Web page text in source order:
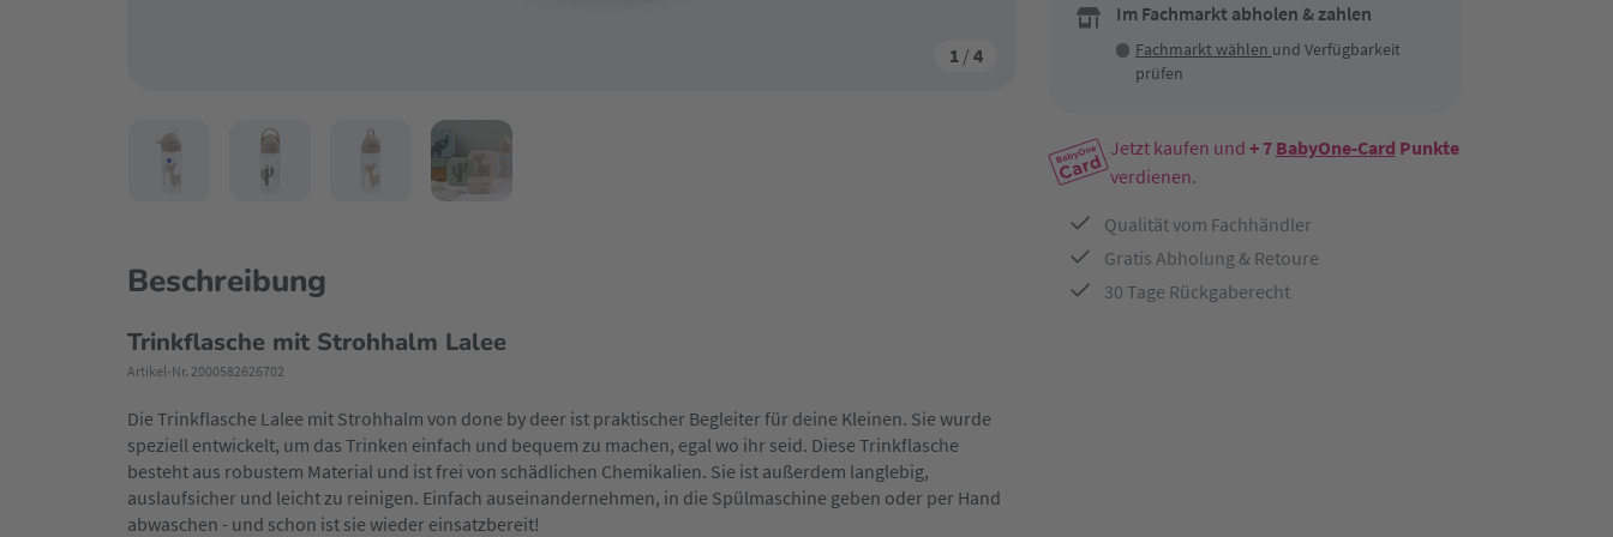
1 /4
Im Fachmarkt abholen & zahlen
Fachmarkt wählen und Verfügbarkeit
prüfen
Jetzt kaufen und + 7 BabyOne-Card Punkte
verdienen.
Qualität vom Fachhändler
Gratis Abholung & Retoure
30 Tage Rückgaberecht
Beschreibung
Trinkflasche mit Strohhalm Lalee
Artikel-Nr. 2000582626702
Die Trinkflasche Lalee mit Strohhalm von done by deer ist praktischer Begleiter für deine Kleinen. Sie wurde
speziell entwickelt, um das Trinken einfach und bequem zu machen, egal wo ihr seid. Diese Trinkflasche
besteht aus robustem Material und ist frei von schädlichen Chemikalien. Sie ist außerdem langlebig,
auslaufsicher und leicht zu reinigen. Einfach auseinandernehmen, in die Spülmaschine geben oder per Hand
abwaschen - und schon ist sie wieder einsatzbereit!